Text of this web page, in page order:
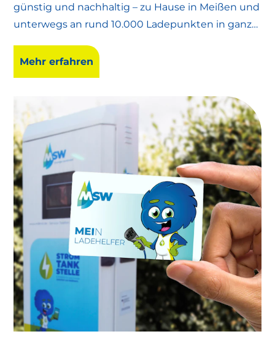
günstig und nachhaltig – zu Hause in Meißen und
unterwegs an rund 10.000 Ladepunkten in ganz
entscheiden, wie Sie an der Ladesäule bezahlen.
So sorgt der Ladehelfer für E-Mobilität auf allen
Mehr erfahren